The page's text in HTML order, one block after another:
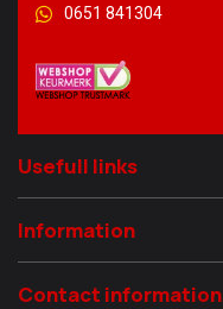
0651 841304
Usefull links
Information
Contact information